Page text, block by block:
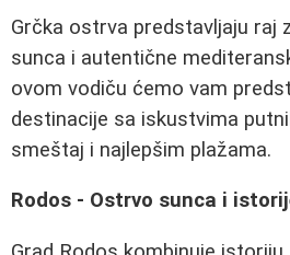
Grčka ostrva predstavljaju raj
sunca i autentične
ovom vodiču ćemo vam
destinacije sa iskustvima
smeštaj i najlepšim plažama.
Rodos - Ostrvo sunca i